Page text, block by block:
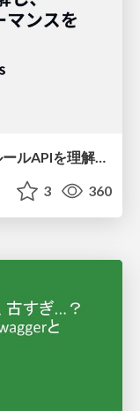
ブラウザの投機的読み込みと投機ルールAPIを理解し、Webサービスのパフォーマンスを最適化する
3 360